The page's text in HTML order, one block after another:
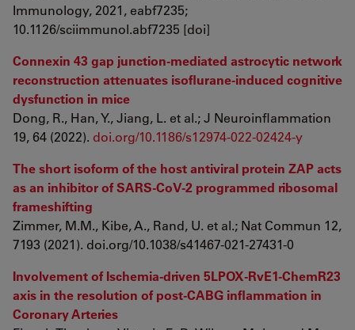
Immunology, 2021, eabf7235;
10.1126/sciimmunol.abf7235 [doi]
Connexin 43 gap junction-mediated astrocytic network
reconstruction attenuates isoflurane-induced cognitive
dysfunction in mice
Dong, R., Han, Y., Jiang, L. et al.; J Neuroinflammation
19, 64 (2022). doi.org/10.1186/s12974-022-02424-y
The short isoform of the host antiviral protein ZAP acts
as an inhibitor of SARS-CoV-2 programmed ribosomal
frameshifting
Zimmer, M.M., Kibe, A., Rand, U. et al.; Nat Commun 12,
7193 (2021). doi.org/10.1038/s41467-021-27431-0
Involvement of Ischemia-driven 5LPOX-RvE1-ChemR23
axis in the resolution of post-CABG inflammation in
Coronary Arteries